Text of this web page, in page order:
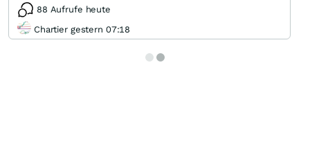
88 Aufrufe heute
Chartier gestern 07:18